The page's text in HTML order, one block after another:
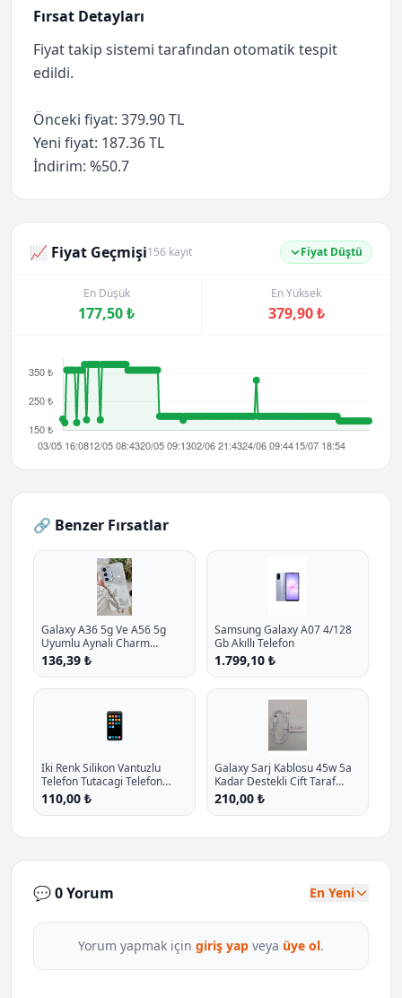
Fırsat Detayları
Fiyat takip sistemi tarafından otomatik tespit
edildi.
Önceki fiyat: 379.90 TL
Yeni fiyat: 187.36 TL
İndirim: %50.7
📈 Fiyat Geçmişi156 kayıt Fiyat Düştü
En Düşük
177,50 ₺
En Yüksek
379,90 ₺
🔗 Benzer Fırsatlar
Galaxy A36 5g Ve A56 5g
Uyumlu Aynali Charm
Kelebek Oyuncakli Esnek
Silikon Kilif P - %10.9 İndirim
136,39 ₺
Samsung Galaxy A07 4/128
Gb Akıllı Telefon
1.799,10 ₺
📱
Iki Renk Silikon Vantuzlu
Telefon Tutacagi Telefon
Arkasi Silikon Vantuz
Yapiskanli Guclu Tutus P -
110,00 ₺
Galaxy Sarj Kablosu 45w 5a
Kadar Destekli Cift Taraf
Type C 100 Orjinal Ep Dn980
P - %12.5 İndirim
210,00 ₺
💬 0 Yorum En Yeni
Yorum yapmak için giriş yap veya üye ol.